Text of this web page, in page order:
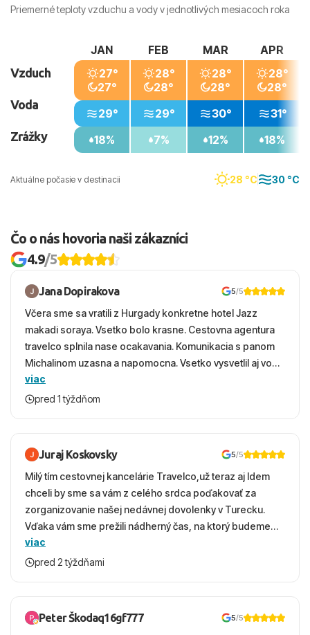
Priemerné teploty vzduchu a vody v jednotlivých mesiacoch roka
Aktuálne počasie v destinacii 28 °C 30 °C
Vzduch
Voda
Zrážky
JAN
27°
27°
29°
18%
FEB
28°
28°
29°
7%
MAR
28°
28°
30°
12%
APR
28°
28°
31°
18%
Čo o nás hovoria naši zákazníci
4.9/5
Jana Dopirakova 5/5
Včera sme sa vratili z Hurgady konkretne hotel Jazz
makadi soraya. Vsetko bolo krasne. Cestovna agentura
travelco splnila nase ocakavania. Komunikacia s panom
Michalinom uzasna a napomocna. Vsetko vysvetlil aj vo
vecernych hodinach zaco sa ospravedlnujem. Hotel
krasny, cisty. Sluzby top. Strava, prostredie, more,
viac
pred 1 týždňom
Juraj Koskovsky 5/5
Milý tím cestovnej kancelárie Travelco,už teraz aj Idem
chceli by sme sa vám z celého srdca poďakovať za
zorganizovanie našej nedávnej dovolenky v Turecku.
Vďaka vám sme prežili nádherný čas, na ktorý budeme
ešte dlho s úsmevom spomínať. ​Všetko prebehlo
absolútne hladko – od prvotného výberu zájazdu, cez
bola to trefa do čierneho! ​Čo nás dostalo najviac: ​Skvelé
služby a personál: Vždy usmievaví, ochotní a starostliví
viac
pred 2 týždňami
Peter Škodaq16gf777 5/5